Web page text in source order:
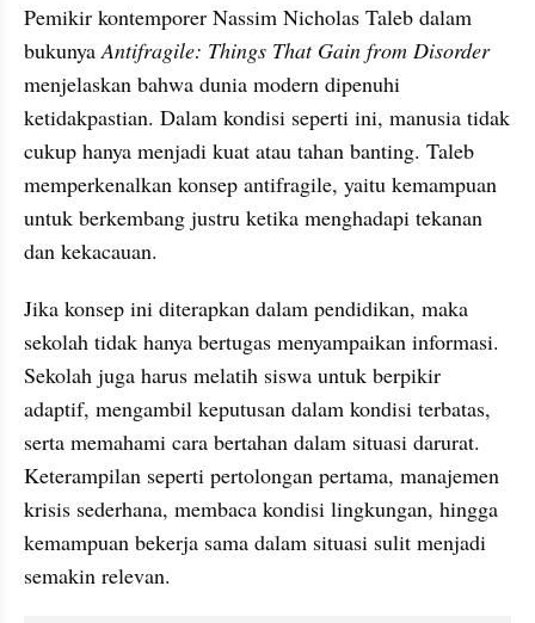
Pemikir kontemporer Nassim Nicholas Taleb dalam
bukunya Antifragile: Things That Gain from Disorder
menjelaskan bahwa dunia modern dipenuhi
ketidakpastian. Dalam kondisi seperti ini, manusia tidak
cukup hanya menjadi kuat atau tahan banting. Taleb
memperkenalkan konsep antifragile, yaitu kemampuan
untuk berkembang justru ketika menghadapi tekanan
dan kekacauan.
Jika konsep ini diterapkan dalam pendidikan, maka
sekolah tidak hanya bertugas menyampaikan informasi.
Sekolah juga harus melatih siswa untuk berpikir
adaptif, mengambil keputusan dalam kondisi terbatas,
serta memahami cara bertahan dalam situasi darurat.
Keterampilan seperti pertolongan pertama, manajemen
krisis sederhana, membaca kondisi lingkungan, hingga
kemampuan bekerja sama dalam situasi sulit menjadi
semakin relevan.